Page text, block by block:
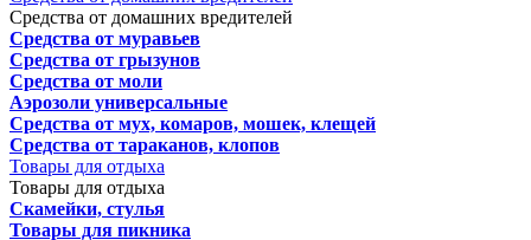
Средства от домашних вредителей
Средства от муравьев
Средства от грызунов
Средства от моли
Аэрозоли универсальные
Средства от мух, комаров, мошек, клещей
Средства от тараканов, клопов
Товары для отдыха
Товары для отдыха
Скамейки, стулья
Товары для пикника